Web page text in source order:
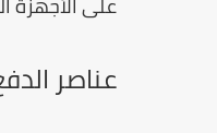
عناصر